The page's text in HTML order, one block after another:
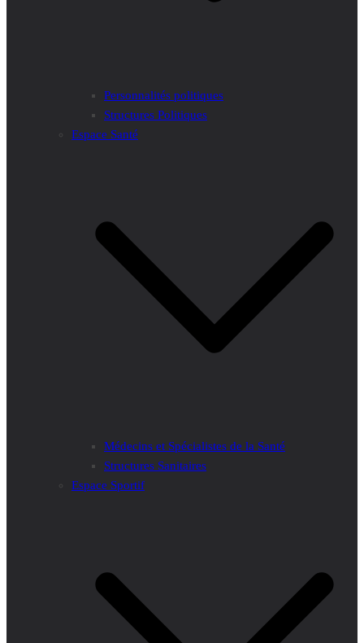
Personnalités politiques
Structures Politiques
Espace Santé
Médecins et Spécialistes de la Santé
Structures Sanitaires
Espace Sportif